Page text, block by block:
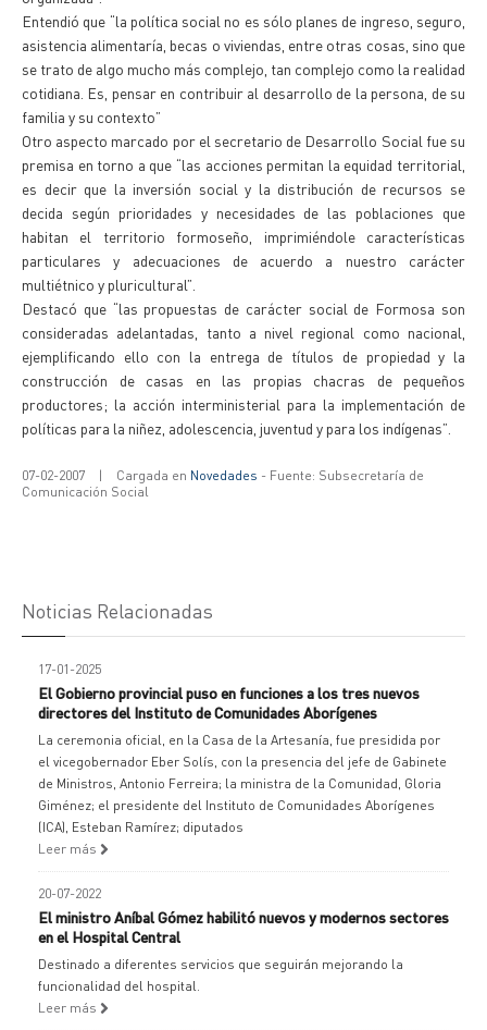
Entendió que “la política social no es sólo planes de ingreso, seguro,
asistencia alimentaría, becas o viviendas, entre otras cosas, sino que
se trato de algo mucho más complejo, tan complejo como la realidad
cotidiana. Es, pensar en contribuir al desarrollo de la persona, de su
familia y su contexto”
Otro aspecto marcado por el secretario de Desarrollo Social fue su
premisa en torno a que “las acciones permitan la equidad territorial,
es decir que la inversión social y la distribución de recursos se
decida según prioridades y necesidades de las poblaciones que
habitan el territorio formoseño, imprimiéndole características
particulares y adecuaciones de acuerdo a nuestro carácter
multiétnico y pluricultural”.
Destacó que “las propuestas de carácter social de Formosa son
consideradas adelantadas, tanto a nivel regional como nacional,
ejemplificando ello con la entrega de títulos de propiedad y la
construcción de casas en las propias chacras de pequeños
productores; la acción interministerial para la implementación de
políticas para la niñez, adolescencia, juventud y para los indígenas”.
07-02-2007 | Cargada en Novedades - Fuente: Subsecretaría de
Comunicación Social
Noticias Relacionadas
17-01-2025
El Gobierno provincial puso en funciones a los tres nuevos
directores del Instituto de Comunidades Aborígenes
La ceremonia oficial, en la Casa de la Artesanía, fue presidida por
el vicegobernador Eber Solís, con la presencia del jefe de Gabinete
de Ministros, Antonio Ferreira; la ministra de la Comunidad, Gloria
Giménez; el presidente del Instituto de Comunidades Aborígenes
(ICA), Esteban Ramírez; diputados
Leer más
20-07-2022
El ministro Aníbal Gómez habilitó nuevos y modernos sectores
en el Hospital Central
Destinado a diferentes servicios que seguirán mejorando la
funcionalidad del hospital.
Leer más